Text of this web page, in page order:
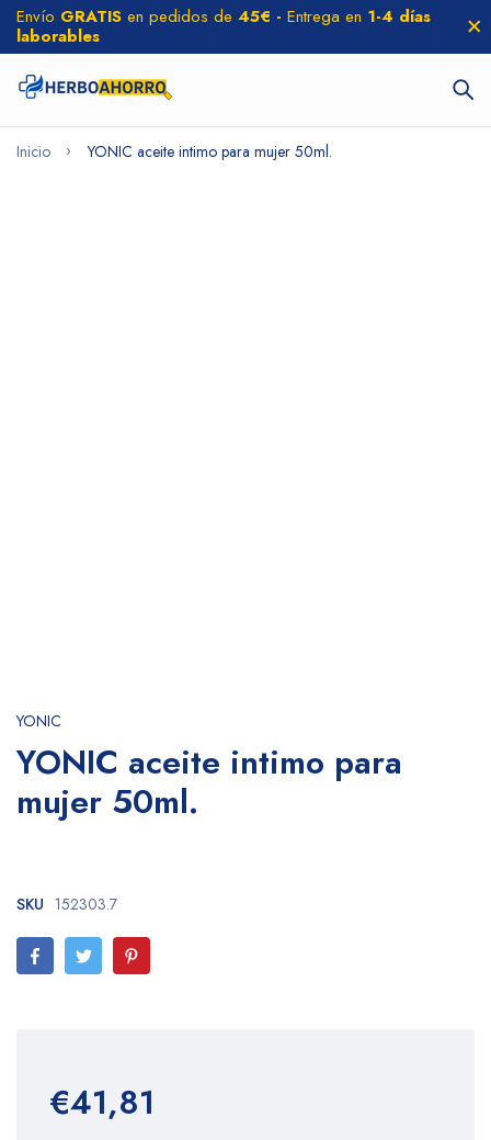
Envío GRATIS en pedidos de 45€ - Entrega en 1-4 días
laborables
Inicio YONIC aceite intimo para mujer 50ml.
YONIC
YONIC aceite intimo para
mujer 50ml.
SKU 152303.7
€41,81